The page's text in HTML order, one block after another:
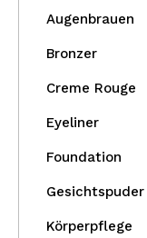
Augenbrauen
Bronzer
Creme Rouge
Eyeliner
Foundation
Gesichtspuder
Körperpflege